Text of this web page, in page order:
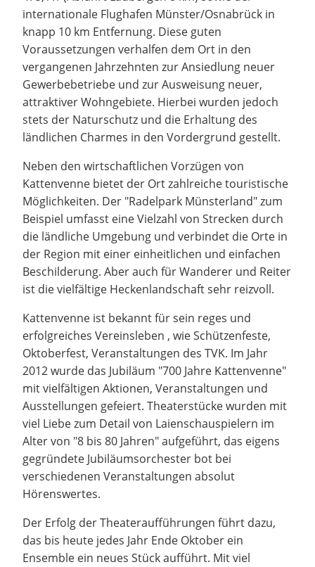
internationale Flughafen Münster/Osnabrück in
knapp 10 km Entfernung. Diese guten
Voraussetzungen verhalfen dem Ort in den
vergangenen Jahrzehnten zur Ansiedlung neuer
Gewerbebetriebe und zur Ausweisung neuer,
attraktiver Wohngebiete. Hierbei wurden jedoch
stets der Naturschutz und die Erhaltung des
ländlichen Charmes in den Vordergrund gestellt.
Neben den wirtschaftlichen Vorzügen von
Kattenvenne bietet der Ort zahlreiche touristische
Möglichkeiten. Der "Radelpark Münsterland" zum
Beispiel umfasst eine Vielzahl von Strecken durch
die ländliche Umgebung und verbindet die Orte in
der Region mit einer einheitlichen und einfachen
Beschilderung. Aber auch für Wanderer und Reiter
ist die vielfältige Heckenlandschaft sehr reizvoll.
Kattenvenne ist bekannt für sein reges und
erfolgreiches Vereinsleben , wie Schützenfeste,
Oktoberfest, Veranstaltungen des TVK. Im Jahr
2012 wurde das Jubiläum "700 Jahre Kattenvenne"
mit vielfältigen Aktionen, Veranstaltungen und
Ausstellungen gefeiert. Theaterstücke wurden mit
viel Liebe zum Detail von Laienschauspielern im
Alter von "8 bis 80 Jahren" aufgeführt, das eigens
gegründete Jubiläumsorchester bot bei
verschiedenen Veranstaltungen absolut
Hörenswertes.
Der Erfolg der Theateraufführungen führt dazu,
das bis heute jedes Jahr Ende Oktober ein
Ensemble ein neues Stück aufführt. Mit viel